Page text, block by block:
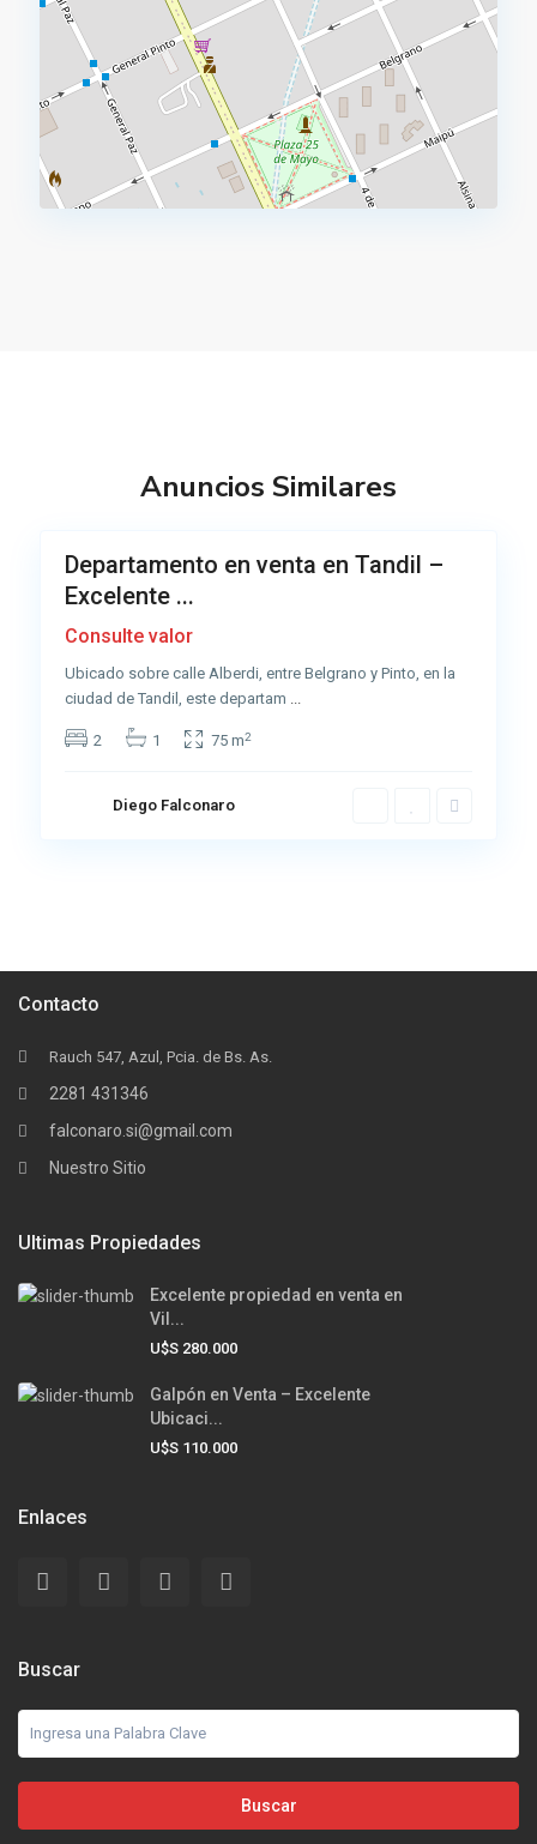
Anuncios Similares
e
Departamento en venta en Tandil –
Excelente ...
Consulte valor
Ubicado sobre calle Alberdi, entre Belgrano y Pinto, en la
ciudad de Tandil, este departam ...
2 1 75 m2
Diego Falconaro
Contacto
Rauch 547, Azul, Pcia. de Bs. As.
2281 431346
falconaro.si@gmail.com
Nuestro Sitio
Ultimas Propiedades
Excelente propiedad en venta en
Vil...
U$S 280.000
Galpón en Venta – Excelente
Ubicaci...
U$S 110.000
Enlaces
Buscar
Buscar